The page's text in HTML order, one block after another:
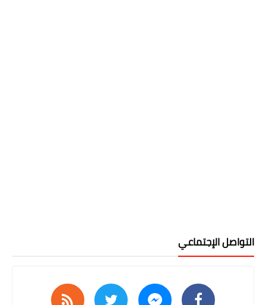
التواصل الإجتماعي